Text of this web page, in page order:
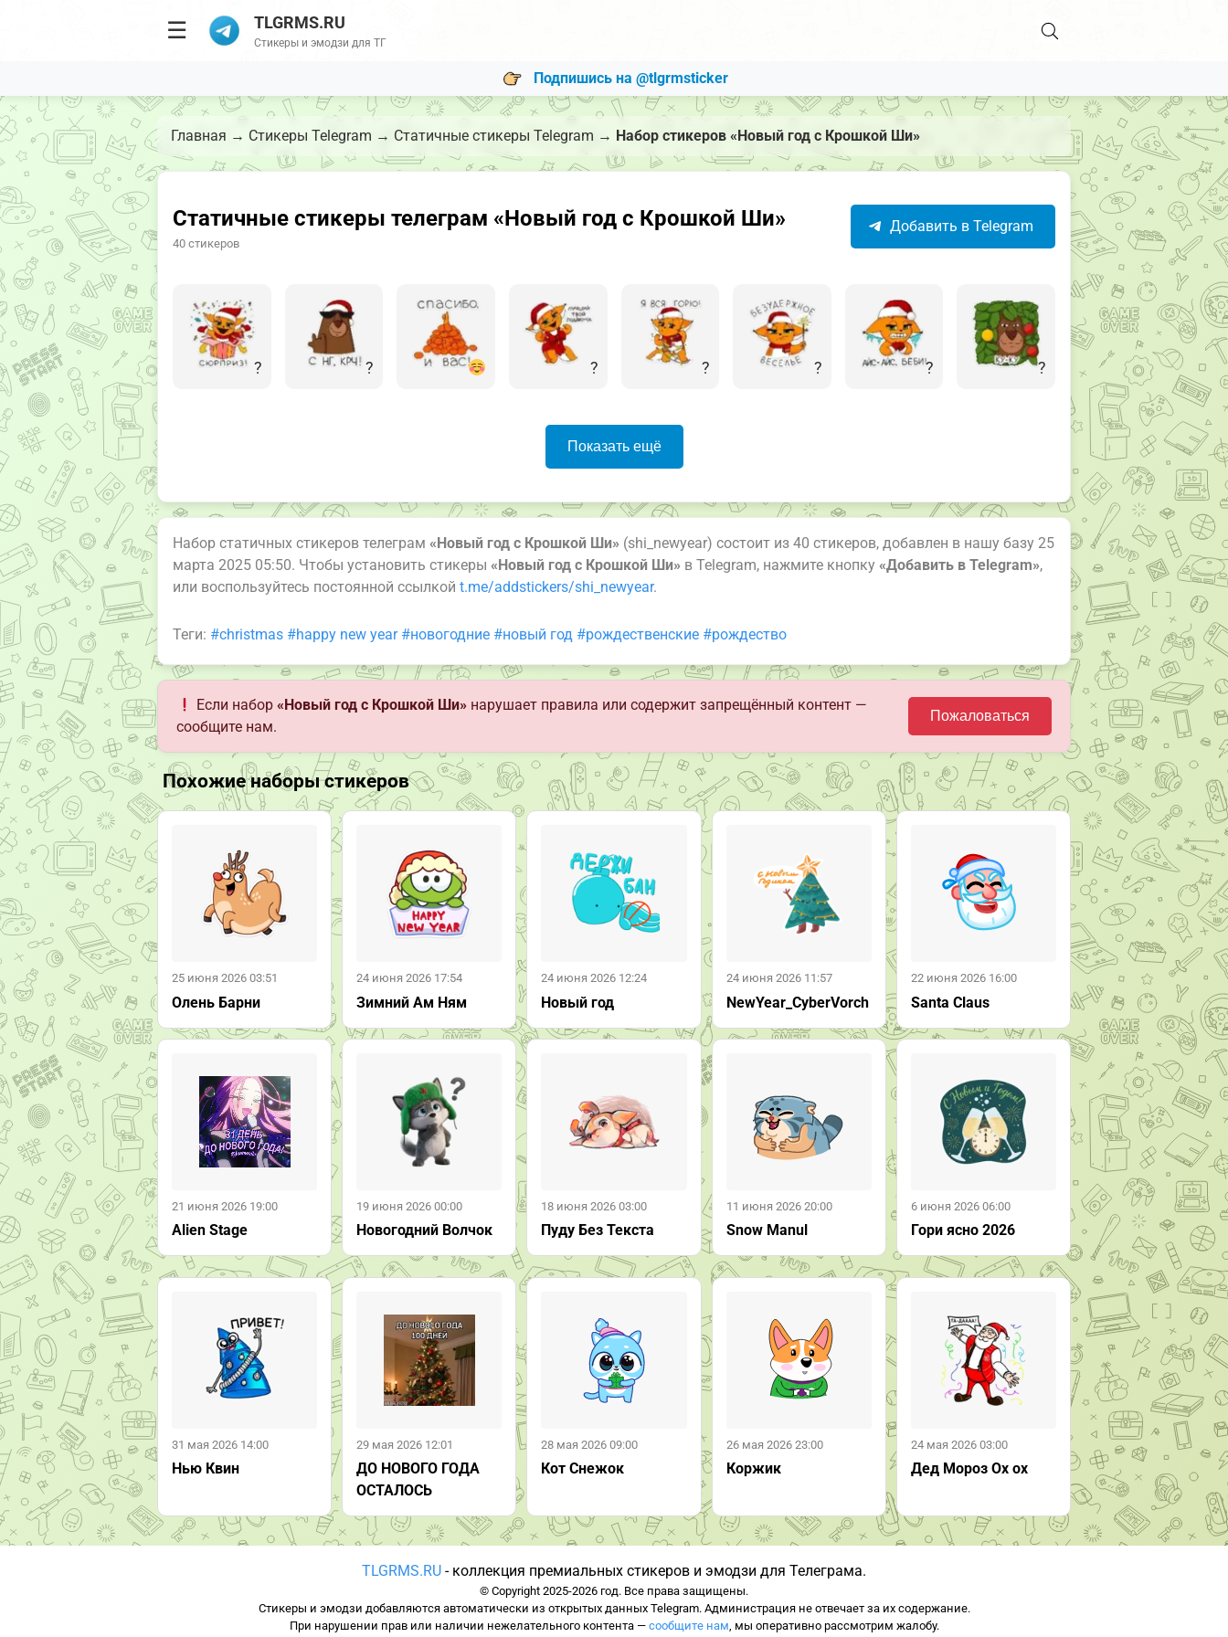
☰ TLGRMS.RU
Стикеры и эмодзи для ТГ
Подпишись на @tlgrmsticker
Главная → Стикеры Telegram → Статичные стикеры Telegram → Набор стикеров «Новый год с Крошкой Ши»
Статичные стикеры телеграм «Новый год с Крошкой Ши»
40 стикеров
Добавить в Telegram
? ? ? ? ? ? ?
Показать ещё
Набор статичных стикеров телеграм «Новый год с Крошкой Ши» (shi_newyear) состоит из 40 стикеров, добавлен в нашу базу 25
марта 2025 05:50. Чтобы установить стикеры «Новый год с Крошкой Ши» в Telegram, нажмите кнопку «Добавить в Telegram»,
или воспользуйтесь постоянной ссылкой t.me/addstickers/shi_newyear.
Теги: #christmas #happy new year #новогодние #новый год #рождественские #рождество
Если набор«Новый год с Крошкой Ши» нарушает правила или содержит запрещённый контент —
сообщите нам.
Пожаловаться
Похожие наборы стикеров
25 июня 2026 03:51
Олень Барни
24 июня 2026 17:54
Зимний Ам Ням
24 июня 2026 12:24
Новый год
24 июня 2026 11:57
NewYear_CyberVorch
22 июня 2026 16:00
Santa Claus
21 июня 2026 19:00
Alien Stage
19 июня 2026 00:00
Новогодний Волчок
18 июня 2026 03:00
Пуду Без Текста
11 июня 2026 20:00
Snow Manul
6 июня 2026 06:00
Гори ясно 2026
31 мая 2026 14:00
Нью Квин
29 мая 2026 12:01
ДО НОВОГО ГОДА
ОСТАЛОСЬ
28 мая 2026 09:00
Кот Снежок
26 мая 2026 23:00
Коржик
24 мая 2026 03:00
Дед Мороз Ох ох
TLGRMS.RU - коллекция премиальных стикеров и эмодзи для Телеграма.
© Copyright 2025-2026 год. Все права защищены.
Стикеры и эмодзи добавляются автоматически из открытых данных Telegram. Администрация не отвечает за их содержание.
При нарушении прав или наличии нежелательного контента — сообщите нам, мы оперативно рассмотрим жалобу.